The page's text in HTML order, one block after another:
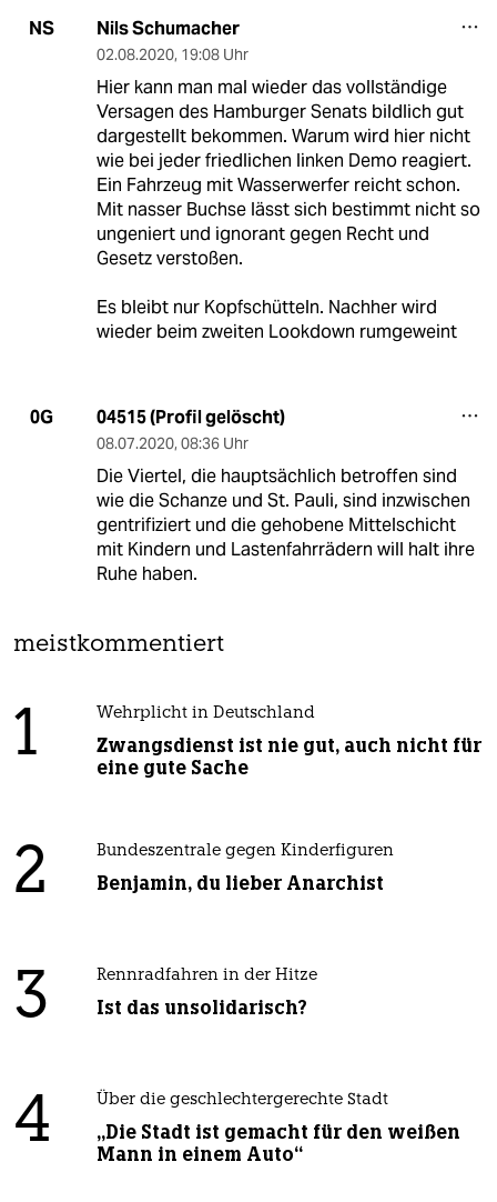
NS Nils Schumacher
02.08.2020, 19:08 Uhr
Hier kann man mal wieder das vollständige
Versagen des Hamburger Senats bildlich gut
dargestellt bekommen. Warum wird hier nicht
wie bei jeder friedlichen linken Demo reagiert.
Ein Fahrzeug mit Wasserwerfer reicht schon.
Mit nasser Buchse lässt sich bestimmt nicht so
ungeniert und ignorant gegen Recht und
Gesetz verstoßen.
Es bleibt nur Kopfschütteln. Nachher wird
wieder beim zweiten Lookdown rumgeweint
0G 04515 (Profil gelöscht)
08.07.2020, 08:36 Uhr
Die Viertel, die hauptsächlich betroffen sind
wie die Schanze und St. Pauli, sind inzwischen
gentrifiziert und die gehobene Mittelschicht
mit Kindern und Lastenfahrrädern will halt ihre
Ruhe haben.
meistkommentiert
1 Wehrplicht in Deutschland
Zwangsdienst ist nie gut, auch nicht für
eine gute Sache
2 Bundeszentrale gegen Kinderfiguren
Benjamin, du lieber Anarchist
3 Rennradfahren in der Hitze
Ist das unsolidarisch?
4 Über die geschlechtergerechte Stadt
„Die Stadt ist gemacht für den weißen
Mann in einem Auto“